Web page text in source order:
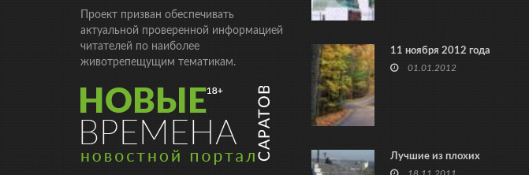
Проект призван обеспечивать
актуальной проверенной информацией
читателей по наиболее
животрепещущим тематикам.
11 ноября 2012 года
01.01.2012
Лучшие из плохих